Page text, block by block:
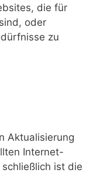
die für
oder
zu
Aktualisierung
Internet-
ist die